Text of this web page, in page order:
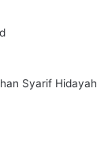
Syarif Hidayah